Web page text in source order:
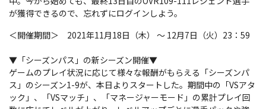
が獲得できるので、忘れずにログインしよう。
＜開催期間＞ 2021年11月18日（木） ～ 12月7日（火）23：59
▼「シーズンパス」の新シーズン開催▼
ゲームのプレイ状況に応じて様々な報酬がもらえる「シーズンパ
ス」のシーズン1-9が、本日よりスタートした。期間中の「VSアタ
ック」、「VSマッチ」、「マネージャーモード」の累計プレイ回